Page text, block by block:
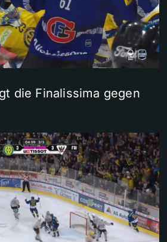
die Finalissima gegen